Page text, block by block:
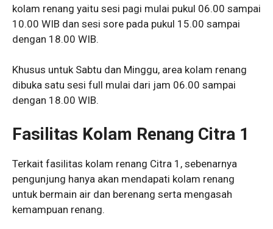
kolam renang yaitu sesi pagi mulai pukul 06.00 sampai
10.00 WIB dan sesi sore pada pukul 15.00 sampai
dengan 18.00 WIB.
Khusus untuk Sabtu dan Minggu, area kolam renang
dibuka satu sesi full mulai dari jam 06.00 sampai
dengan 18.00 WIB.
Fasilitas Kolam Renang Citra 1
Terkait fasilitas kolam renang Citra 1, sebenarnya
pengunjung hanya akan mendapati kolam renang
untuk bermain air dan berenang serta mengasah
kemampuan renang.